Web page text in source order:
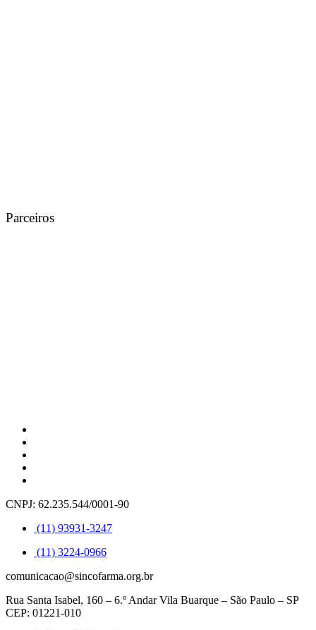
Parceiros
CNPJ: 62.235.544/0001-90
(11) 93931-3247
(11) 3224-0966
comunicacao@sincofarma.org.br
Rua Santa Isabel, 160 – 6.º Andar Vila Buarque – São Paulo – SP
CEP: 01221-010